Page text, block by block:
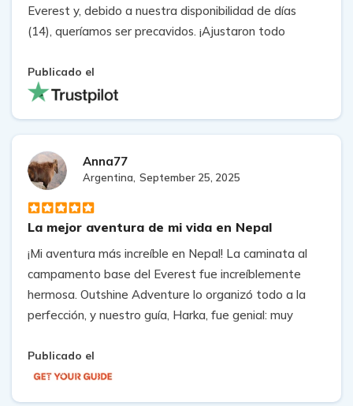
Everest y, debido a nuestra disponibilidad de días
(14), queríamos ser precavidos. ¡Ajustaron todo
de nuestra llegada, dejó todo bien organizado. El guía
(Novo) y los porteadores del trekking fueron
ajustaron las rutas y paradas a nuestro nivel y
nuestras solicitudes. Muy profesionales. Totalmente
recomendado para cualquiera que quiera vivir esta
experiencia, que sin duda será inolvidable.
Publicado el
Anna77
Argentina, September 25, 2025
La mejor aventura de mi vida en Nepal
¡Mi aventura más increíble en Nepal! La caminata al
campamento base del Everest fue increíblemente
hermosa. Outshine Adventure lo organizó todo a la
perfección, y nuestro guía, Harka, fue genial: muy
nuestra seguridad. Sin duda, una aventura única que
recomiendo al 100%. ¡Muchas gracias, Outshine
Publicado el